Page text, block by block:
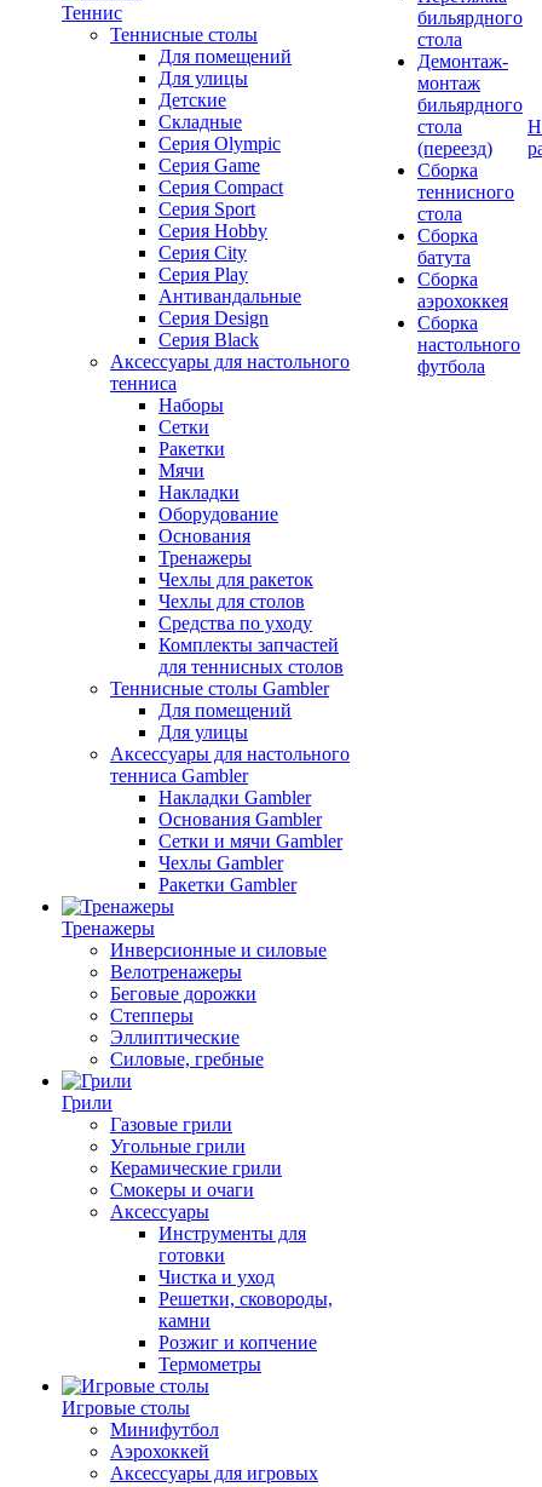
Теннис
Теннисные столы
Для помещений
Для улицы
Детские
Складные
Серия Olympic
Серия Game
Серия Compact
Серия Sport
Серия Hobby
Серия City
Серия Play
Антивандальные
Серия Design
Серия Black
Аксессуары для настольного
тенниса
Наборы
Сетки
Ракетки
Мячи
Накладки
Оборудование
Основания
Тренажеры
Чехлы для ракеток
Чехлы для столов
Средства по уходу
Комплекты запчастей
для теннисных столов
Теннисные столы Gambler
Для помещений
Для улицы
Аксессуары для настольного
тенниса Gambler
Накладки Gambler
Основания Gambler
Сетки и мячи Gambler
Чехлы Gambler
Ракетки Gambler
Тренажеры
Инверсионные и силовые
Велотренажеры
Беговые дорожки
Степперы
Эллиптические
Силовые, гребные
Грили
Газовые грили
Угольные грили
Керамические грили
Смокеры и очаги
Аксессуары
Инструменты для
готовки
Чистка и уход
Решетки, сковороды,
камни
Розжиг и копчение
Термометры
Игровые столы
Минифутбол
Аэрохоккей
Аксессуары для игровых
бильярдного
стола
Демонтаж-
монтаж
бильярдного
стола
(переезд)
Сборка
теннисного
стола
Сборка
батута
Сборка
аэрохоккея
Сборка
настольного
футбола